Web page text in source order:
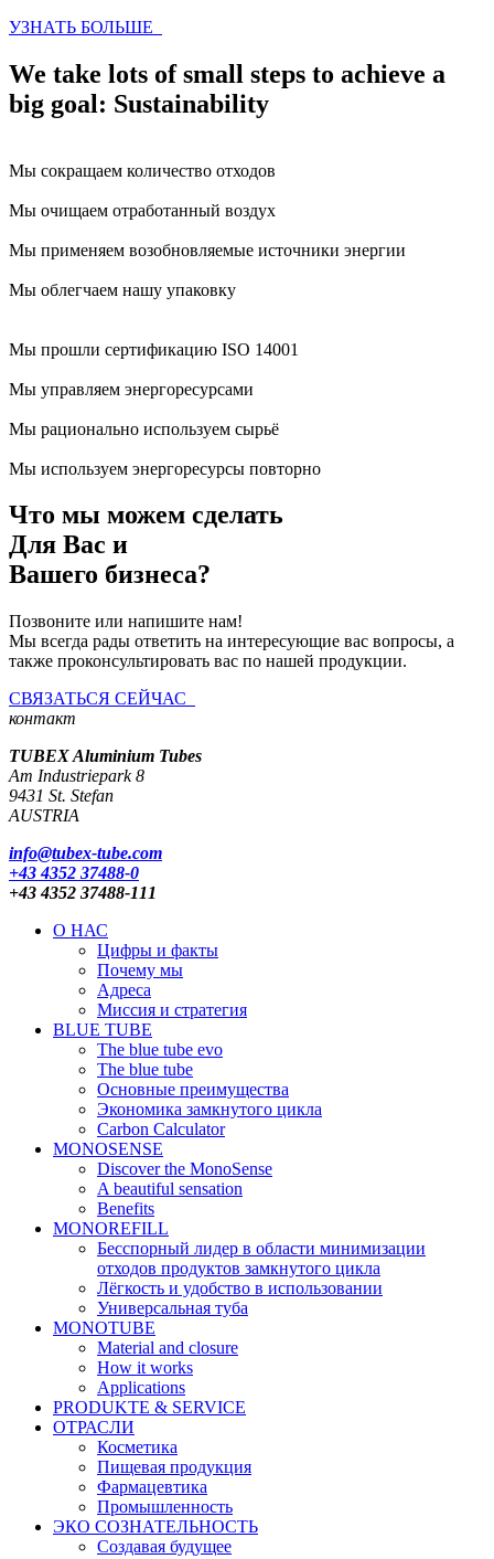
УЗНАТЬ БОЛЬШЕ
We take lots of small steps to achieve a
big goal: Sustainability
Мы сокращаем количество отходов
Мы очищаем отработанный воздух
Мы применяем возобновляемые источники энергии
Мы облегчаем нашу упаковку
Мы прошли сертификацию ISO 14001
Мы управляем энергоресурсами
Мы рационально используем сырьё
Мы используем энергоресурсы повторно
Что мы можем сделать
Для Вас и
Вашего бизнеса?
Позвоните или напишите нам!
Мы всегда рады ответить на интересующие вас вопросы, а
также проконсультировать вас по нашей продукции.
СВЯЗАТЬСЯ СЕЙЧАС
контакт
TUBEX Aluminium Tubes
Am Industriepark 8
9431 St. Stefan
AUSTRIA
info@tubex-tube.com
+43 4352 37488-0
+43 4352 37488-111
О НАС
Цифры и факты
Почему мы
Адреса
Миссия и стратегия
BLUE TUBE
The blue tube evo
The blue tube
Основные преимущества
Экономика замкнутого цикла
Carbon Calculator
MONOSENSE
Discover the MonoSense
A beautiful sensation
Benefits
MONOREFILL
Бесспорный лидер в области минимизации
отходов продуктов замкнутого цикла
Лёгкость и удобство в использовании
Универсальная туба
MONOTUBE
Material and closure
How it works
Applications
PRODUKTE & SERVICE
ОТРАСЛИ
Косметика
Пищевая продукция
Фармацевтика
Промышленность
ЭКО СОЗНАТЕЛЬНОСТЬ
Создавая будущее